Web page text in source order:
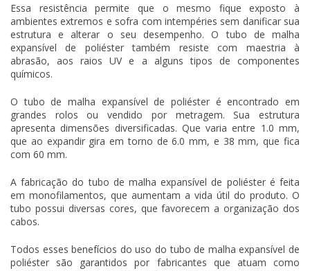
Essa resistência permite que o mesmo fique exposto à
ambientes extremos e sofra com intempéries sem danificar sua
estrutura e alterar o seu desempenho. Otubo de malha
expansível de poliéstertambém resiste com maestria à
abrasão, aos raios UV e a alguns tipos de componentes
químicos.
Otubo de malha expansível de poliéster é encontrado em
grandes rolos ou vendido por metragem. Sua estrutura
apresenta dimensões diversificadas. Que varia entre 1.0 mm,
que ao expandir gira em torno de 6.0 mm, e 38 mm, que fica
com 60 mm.
A fabricação dotubo de malha expansível de poliésteré feita
em monofilamentos, que aumentam a vida útil do produto. O
tubo possui diversas cores, que favorecem a organização dos
cabos.
Todos esses benefícios do uso dotubo de malha expansível de
poliéster são garantidos por fabricantes que atuam como